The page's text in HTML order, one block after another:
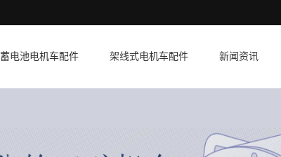
蓄电池电机车配件 架线式电机车配件 新闻资讯